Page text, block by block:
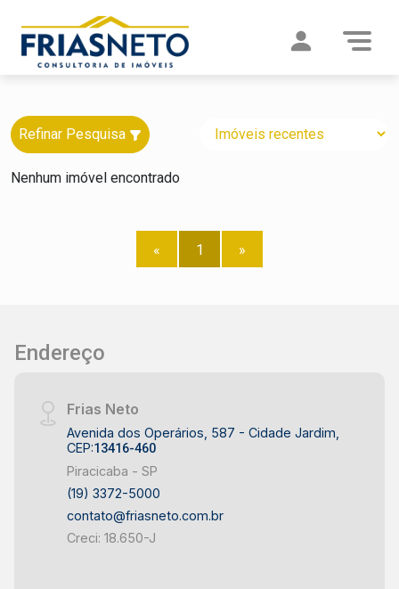
Refinar Pesquisa
Nenhum imóvel encontrado
« 1 »
Endereço
Frias Neto
Avenida dos Operários, 587 - Cidade Jardim,
CEP:13416-460
Piracicaba - SP
(19) 3372-5000
contato@friasneto.com.br
Creci: 18.650-J